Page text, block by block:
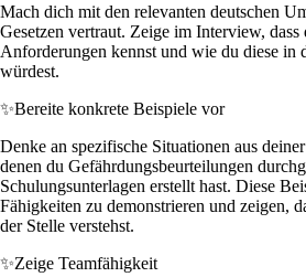
Mach dich mit den relevanten deutschen
Gesetzen vertraut. Zeige im Interview, dass
Anforderungen kennst und wie du diese in
würdest.
✨Bereite konkrete Beispiele vor
Denke an spezifische Situationen aus
denen du Gefährdungsbeurteilungen
Schulungsunterlagen erstellt hast. Diese
Fähigkeiten zu demonstrieren und zeigen,
der Stelle verstehst.
✨Zeige Teamfähigkeit